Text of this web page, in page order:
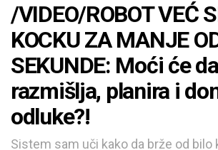
/VIDEO/ROBOT VEĆ
KOCKU ZA MANJE
SEKUNDE: Moći će
razmišlja, planira i
odluke?!
Sistem sam uči kako da brže od bilo